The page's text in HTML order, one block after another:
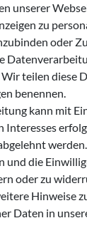
unserer
zu
oder
Wir teilen diese
benennen.
kann mit
Interesses
und die
oder zu
Hinweise
Daten in